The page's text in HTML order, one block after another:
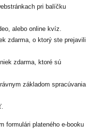
pri balíčku
alebo online kvíz.
zdarma, o ktorý ste prejavili
zdarma, ktoré sú
základom spracúvania
formulári plateného e-booku